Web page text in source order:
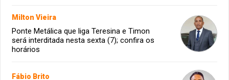
Milton Vieira
Ponte Metálica que liga Teresina e Timon
será interditada nesta sexta (7); confira os
horários
Fábio Brito